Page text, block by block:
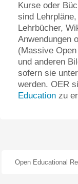
Kurse oder
sind
Lehrbücher,
Anwendungen
(Massive
und anderen
sofern sie
werden. OER
Education zu
Open Educational